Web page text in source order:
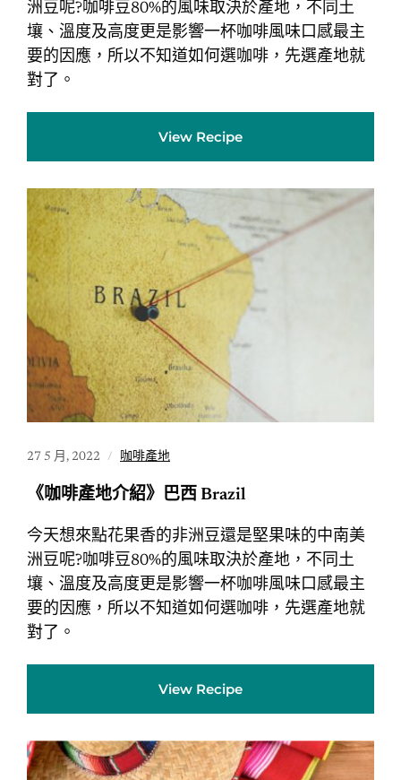
洲豆呢?咖啡豆80%的風味取決於產地，不同土
壤、溫度及高度更是影響一杯咖啡風味口感最主
要的因應，所以不知道如何選咖啡，先選產地就
對了。
View Recipe
27 5 月, 2022 咖啡產地
《咖啡產地介紹》巴西 Brazil
今天想來點花果香的非洲豆還是堅果味的中南美
洲豆呢?咖啡豆80%的風味取決於產地，不同土
壤、溫度及高度更是影響一杯咖啡風味口感最主
要的因應，所以不知道如何選咖啡，先選產地就
對了。
View Recipe